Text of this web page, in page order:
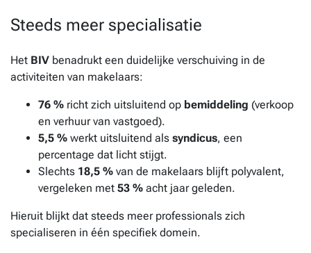
Steeds meer specialisatie
Het BIV benadrukt een duidelijke verschuiving in de
activiteiten van makelaars:
76 % richt zich uitsluitend op bemiddeling (verkoop
en verhuur van vastgoed).
5,5 % werkt uitsluitend als syndicus, een
percentage dat licht stijgt.
Slechts 18,5 % van de makelaars blijft polyvalent,
vergeleken met 53 % acht jaar geleden.
Hieruit blijkt dat steeds meer professionals zich
specialiseren in één specifiek domein.